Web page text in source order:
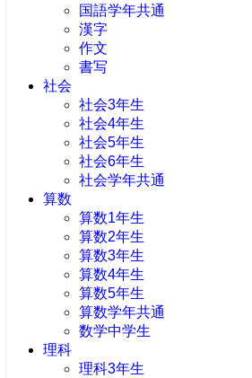
国語学年共通
漢字
作文
書写
社会
社会3年生
社会4年生
社会5年生
社会6年生
社会学年共通
算数
算数1年生
算数2年生
算数3年生
算数4年生
算数5年生
算数学年共通
数学中学生
理科
理科3年生